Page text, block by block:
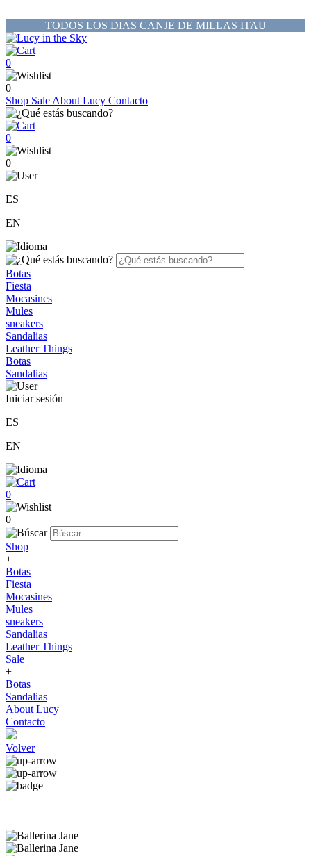
TODOS LOS DIAS CANJE DE MILLAS ITAU
0
0
Shop Sale About Lucy Contacto
0
0
ES
EN
Botas
Fiesta
Mocasines
Mules
sneakers
Sandalias
Leather Things
Botas
Sandalias
Iniciar sesión
ES
EN
0
0
Shop
+
Botas
Fiesta
Mocasines
Mules
sneakers
Sandalias
Leather Things
Sale
+
Botas
Sandalias
About Lucy
Contacto
Volver